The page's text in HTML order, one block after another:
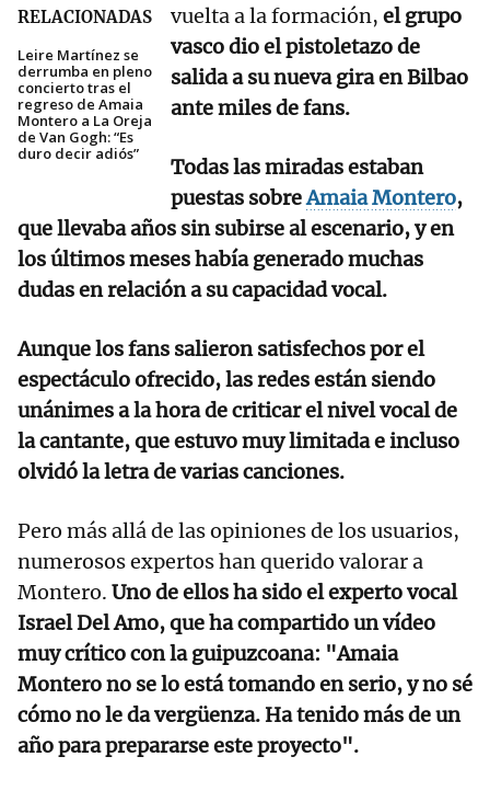
RELACIONADAS
Leire Martínez se
derrumba en pleno
concierto tras el
regreso de Amaia
Montero a La Oreja
de Van Gogh: “Es
duro decir adiós”
vuelta a la formación, el grupo
vasco dio el pistoletazo de
salida a su nueva gira en Bilbao
ante miles de fans.
Todas las miradas estaban
puestas sobreAmaia Montero,
que llevaba años sin subirse al escenario, y en
los últimos meses había generado muchas
dudas en relación a su capacidad vocal.
Aunque los fans salieron satisfechos por el
espectáculo ofrecido, las redes están siendo
unánimes a la hora de criticar el nivel vocal de
la cantante, que estuvo muy limitada e incluso
olvidó la letra de varias canciones.
Pero más allá de las opiniones de los usuarios,
numerosos expertos han querido valorar a
Montero. Uno de ellos ha sido el experto vocal
Israel Del Amo, que ha compartido un vídeo
muy crítico con la guipuzcoana: "Amaia
Montero no se lo está tomando en serio, y no sé
cómo no le da vergüenza. Ha tenido más de un
año para prepararse este proyecto".